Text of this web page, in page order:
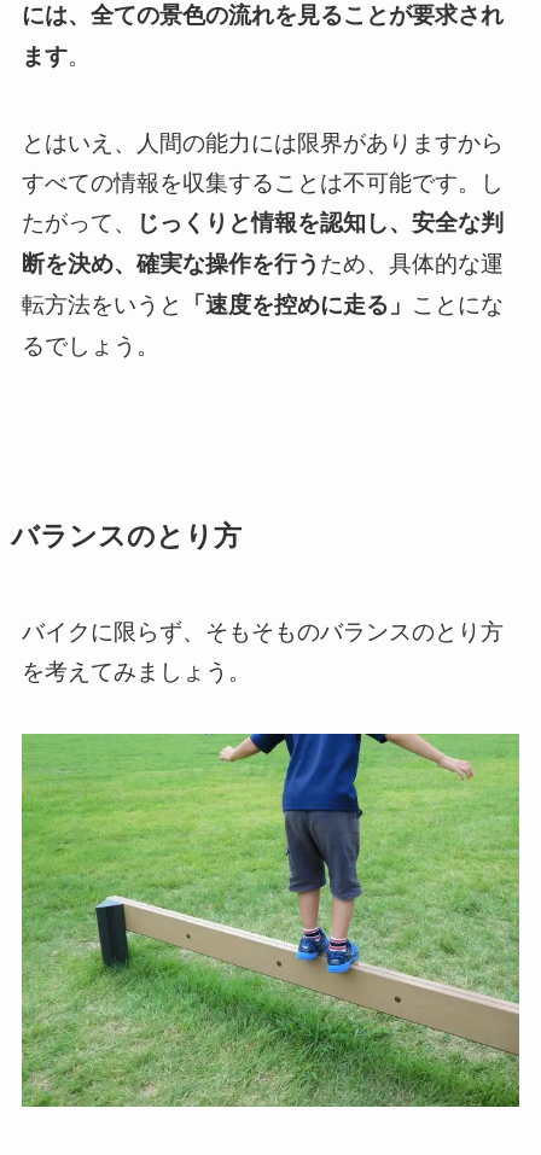
には、全ての景色の流れを見ることが要求され
ます。
とはいえ、人間の能力には限界がありますから
すべての情報を収集することは不可能です。し
たがって、
じっくりと情報を認知し、安全な判
断を決め、確実な操作を行うため、具体的な運
転方法をいうと 「速度を控めに走る」 ことにな
るでしょう。
バランスのとり方
バイクに限らず、そもそものバランスのとり方
を考えてみましょう。